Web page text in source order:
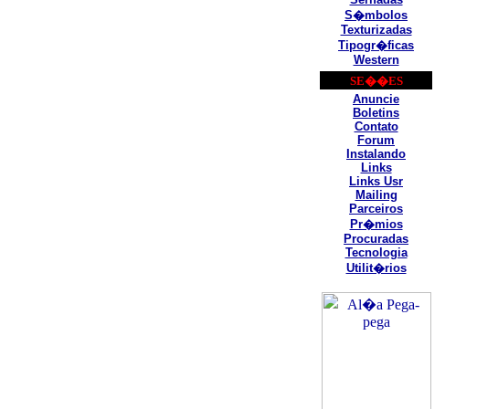
S�mbolos
Texturizadas
Tipogr�ficas
Western
SE��ES
Anuncie
Boletins
Contato
Forum
Instalando
Links
Links Usr
Mailing
Parceiros
Pr�mios
Procuradas
Tecnologia
Utilit�rios